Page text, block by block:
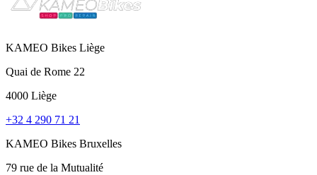
KAMEO Bikes Liège
Quai de Rome 22
4000 Liège
+32 4 290 71 21
KAMEO Bikes Bruxelles
79 rue de la Mutualité